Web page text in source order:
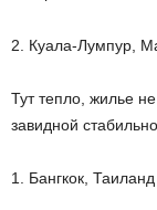
2. Куала-Лумпур,
Тут тепло, жилье
завидной
1. Бангкок, Таиланд